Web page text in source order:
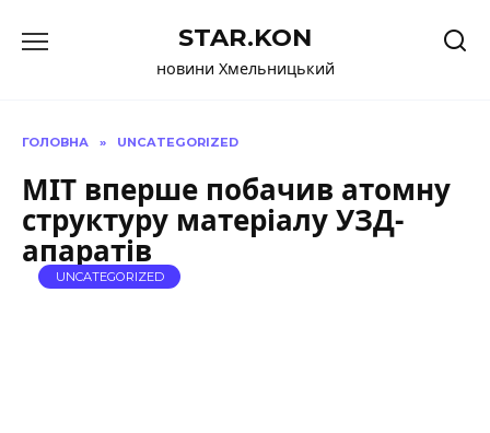
до
STAR.KON
новини Хмельницький
ГОЛОВНА » UNCATEGORIZED
MIT вперше побачив атомну
структуру матеріалу УЗД-
апаратів
UNCATEGORIZED